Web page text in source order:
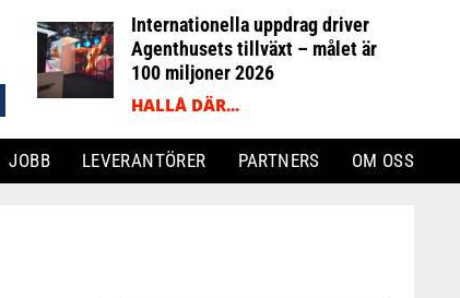
Internationella uppdrag driver
Agenthusets tillväxt – målet är
100 miljoner 2026
HALLÅ DÄR...
JOBB LEVERANTÖRER PARTNERS OM OSS